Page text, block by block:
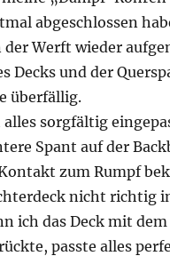
abgeschlossen
der Werft wieder
Decks und der
überfällig.
sorgfältig
Spant auf der
zum Rumpf
nicht richtig
ich das Deck mit dem
passte alles